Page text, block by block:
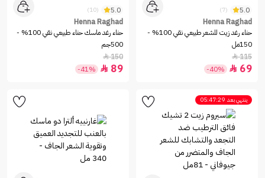
5.0
(7)
Henna Raghad
حناء رغد زيت للشعر طبيعي نقي 100% -
150مل
115

69

-40%
5.0
(10)
Henna Raghad
حناء رغد ماسك حناء طبيعي نقي 100% -
500جم
150

89

-41%
ينتهي بعد 05:47:29